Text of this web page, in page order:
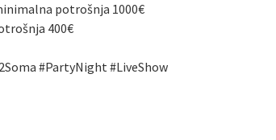
potrošnja 1000€
400€
#PartyNight #LiveShow